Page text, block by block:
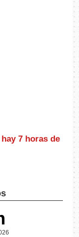
7 horas de